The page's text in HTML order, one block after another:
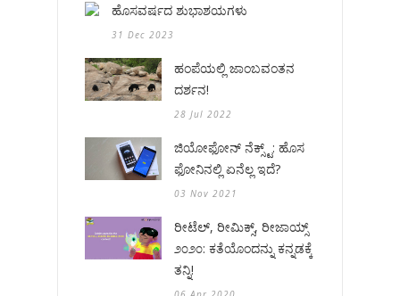
ಹೊಸವರ್ಷದ ಶುಭಾಶಯಗಳು
31 Dec 2023
ಹಂಪೆಯಲ್ಲಿ ಜಾಂಬವಂತನ
ದರ್ಶನ!
28 Jul 2022
ಜಿಯೋಫೋನ್ ನೆಕ್ಸ್ಟ್: ಹೊಸ
ಫೋನಿನಲ್ಲಿ ಏನೆಲ್ಲ ಇದೆ?
03 Nov 2021
ರೀಟೆಲ್, ರೀಮಿಕ್ಸ್, ರೀಜಾಯ್ಸ್
೨೦೨೦: ಕತೆಯೊಂದನ್ನು ಕನ್ನಡಕ್ಕೆ
ತನ್ನಿ!